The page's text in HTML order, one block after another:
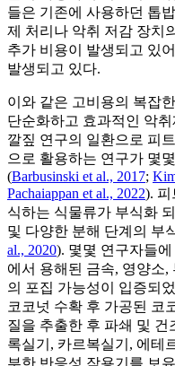
들은 기존에 사용하던 톱
제 처리나 악취 저감 장치
추가 비용이 발생되고 있
발생되고 있다.
이와 같은 고비용의 복잡
단순화하고 효과적인 악
깔짚 연구의 일환으로 피
으로 활용하는 연구가 몇
(Barbusinski et al., 2017;
Pachaiappan et al., 2022). 피
식하는 식물류가 부식화
및 다양한 분해 단계의 부
al., 2020). 몇몇 연구자들
에서 용해된 금속, 영양소,
의 포집 가능성이 입증되
코코넛 수확 후 가공된 코
질을 추출한 후 파쇄 및 건
록실기, 카르복실기, 에테
부한 반응성 작용기를 보